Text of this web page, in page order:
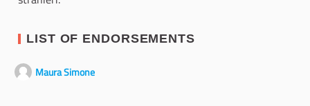
LIST OF ENDORSEMENTS
Maura Simone